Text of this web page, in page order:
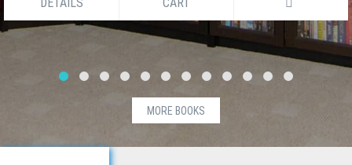
MORE BOOKS